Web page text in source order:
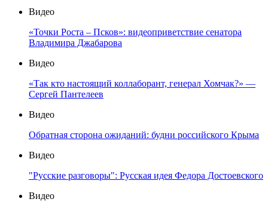
Видео
«Точки Роста – Псков»: видеоприветствие сенатора
Владимира Джабарова
Видео
«Так кто настоящий коллаборант, генерал Хомчак?» —
Сергей Пантелеев
Видео
Обратная сторона ожиданий: будни российского Крыма
Видео
"Русские разговоры": Русская идея Федора Достоевского
Видео